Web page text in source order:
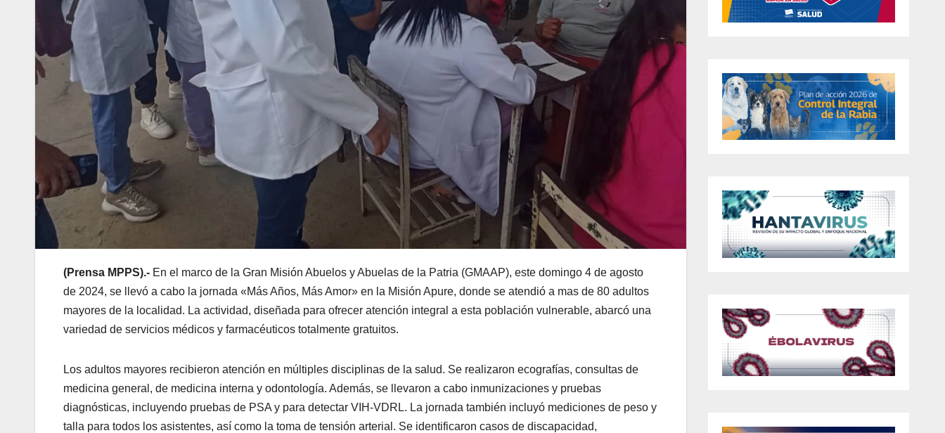
(Prensa MPPS).- En el marco de la Gran Misión Abuelos y Abuelas de la Patria (GMAAP), este domingo 4 de agosto
de 2024, se llevó a cabo la jornada «Más Años, Más Amor» en la Misión Apure, donde se atendió a mas de 80 adultos
mayores de la localidad. La actividad, diseñada para ofrecer atención integral a esta población vulnerable, abarcó una
variedad de servicios médicos y farmacéuticos totalmente gratuitos.
Los adultos mayores recibieron atención en múltiples disciplinas de la salud. Se realizaron ecografías, consultas de
medicina general, de medicina interna y odontología. Además, se llevaron a cabo inmunizaciones y pruebas
diagnósticas, incluyendo pruebas de PSA y para detectar VIH-VDRL. La jornada también incluyó mediciones de peso y
talla para todos los asistentes, así como la toma de tensión arterial. Se identificaron casos de discapacidad,